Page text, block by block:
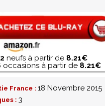
neufs à partir de 8.21€
occasions à partir de 8.21€
France : 18 Novembre 2015
: 3